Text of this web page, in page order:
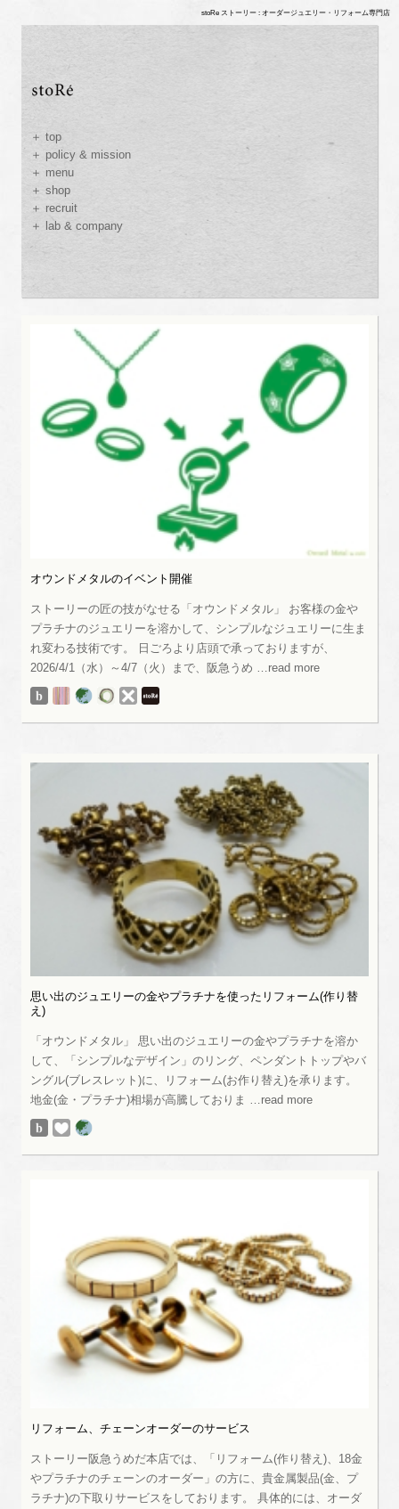
stoRe ストーリー : オーダージュエリー・リフォーム専門店
＋ top
＋ policy & mission
＋ menu
＋ shop
＋ recruit
＋ lab & company
オウンドメタルのイベント開催
ストーリーの匠の技がなせる「オウンドメタル」 お客様の金や
プラチナのジュエリーを溶かして、シンプルなジュエリーに生ま
れ変わる技術です。 日ごろより店頭で承っておりますが、
2026/4/1（水）～4/7（火）まで、阪急うめ …read more
思い出のジュエリーの金やプラチナを使ったリフォーム(作り替
え)
「オウンドメタル」 思い出のジュエリーの金やプラチナを溶か
して、「シンプルなデザイン」のリング、ペンダントトップやバ
ングル(ブレスレット)に、リフォーム(お作り替え)を承ります。
地金(金・プラチナ)相場が高騰しておりま …read more
リフォーム、チェーンオーダーのサービス
ストーリー阪急うめだ本店では、「リフォーム(作り替え)、18金
やプラチナのチェーンのオーダー」の方に、貴金属製品(金、プ
ラチナ)の下取りサービスをしております。 具体的には、オーダ